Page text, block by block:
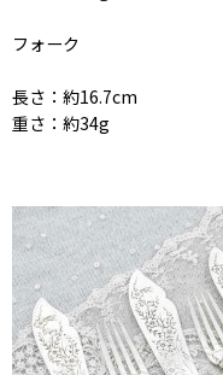
フォーク
長さ：約16.7cm
重さ：約34g